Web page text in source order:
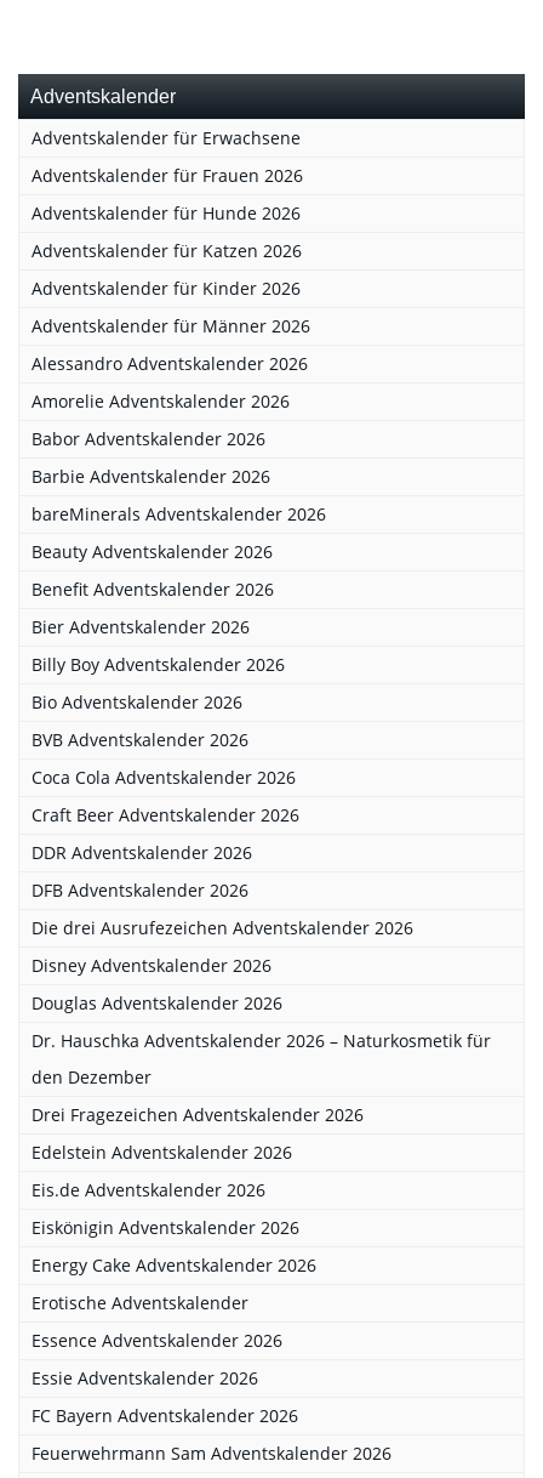
Adventskalender
Adventskalender für Erwachsene
Adventskalender für Frauen 2026
Adventskalender für Hunde 2026
Adventskalender für Katzen 2026
Adventskalender für Kinder 2026
Adventskalender für Männer 2026
Alessandro Adventskalender 2026
Amorelie Adventskalender 2026
Babor Adventskalender 2026
Barbie Adventskalender 2026
bareMinerals Adventskalender 2026
Beauty Adventskalender 2026
Benefit Adventskalender 2026
Bier Adventskalender 2026
Billy Boy Adventskalender 2026
Bio Adventskalender 2026
BVB Adventskalender 2026
Coca Cola Adventskalender 2026
Craft Beer Adventskalender 2026
DDR Adventskalender 2026
DFB Adventskalender 2026
Die drei Ausrufezeichen Adventskalender 2026
Disney Adventskalender 2026
Douglas Adventskalender 2026
Dr. Hauschka Adventskalender 2026 – Naturkosmetik für
den Dezember
Drei Fragezeichen Adventskalender 2026
Edelstein Adventskalender 2026
Eis.de Adventskalender 2026
Eiskönigin Adventskalender 2026
Energy Cake Adventskalender 2026
Erotische Adventskalender
Essence Adventskalender 2026
Essie Adventskalender 2026
FC Bayern Adventskalender 2026
Feuerwehrmann Sam Adventskalender 2026